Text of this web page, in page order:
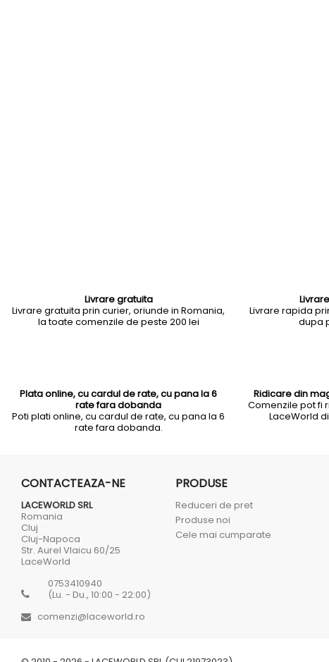
Livrare gratuita
Livrare gratuita prin curier, oriunde in Romania,
la toate comenzile de peste 200 lei
Livrare rapida
dupa
Plata online, cu cardul de rate, cu pana la 6
rate fara dobanda
Poti plati online, cu cardul de rate, cu pana la 6
rate fara dobanda.
Ridicare din
Comenzile pot fi
LaceWorld
CONTACTEAZA-NE
LACEWORLD SRL
Romania
Cluj
Cluj-Napoca
Str. Aurel Vlaicu 60/25
LaceWorld
0753410940
(Lu. - Du., 10:00 - 22:00)
comenzi@laceworld.ro
PRODUSE
Reduceri de pret
Produse noi
Cele mai cumparate